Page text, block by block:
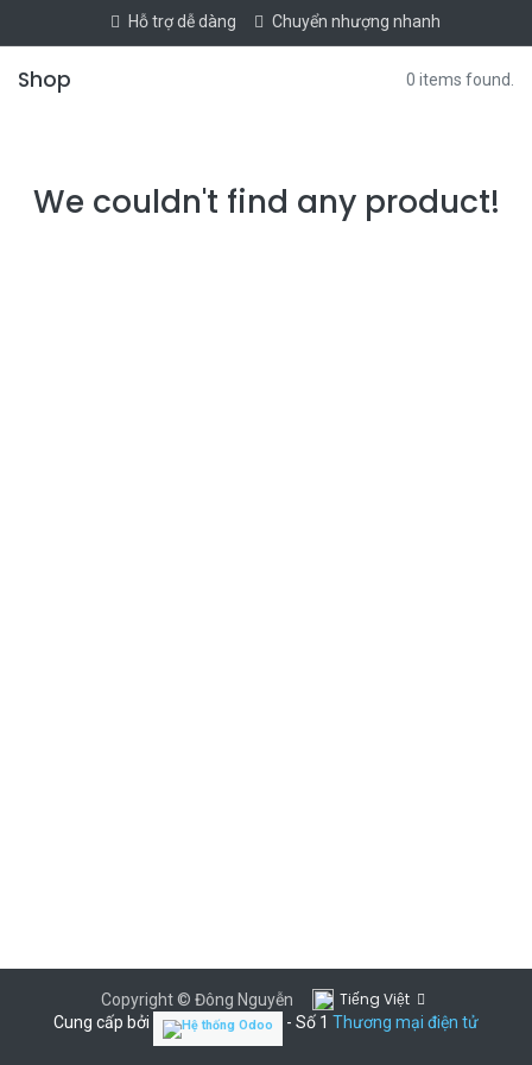
Hỗ trợ dễ dàng Chuyển nhượng nhanh
Shop 0 items found.
We couldn't find any product!
Copyright © Đông Nguyễn Tiếng Việt
Cung cấp bởi - Số 1 Thương mại điện tử